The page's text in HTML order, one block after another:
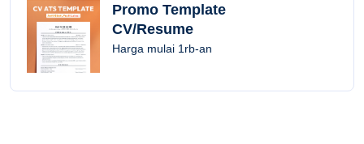
Promo Template
CV/Resume
Harga mulai 1rb-an